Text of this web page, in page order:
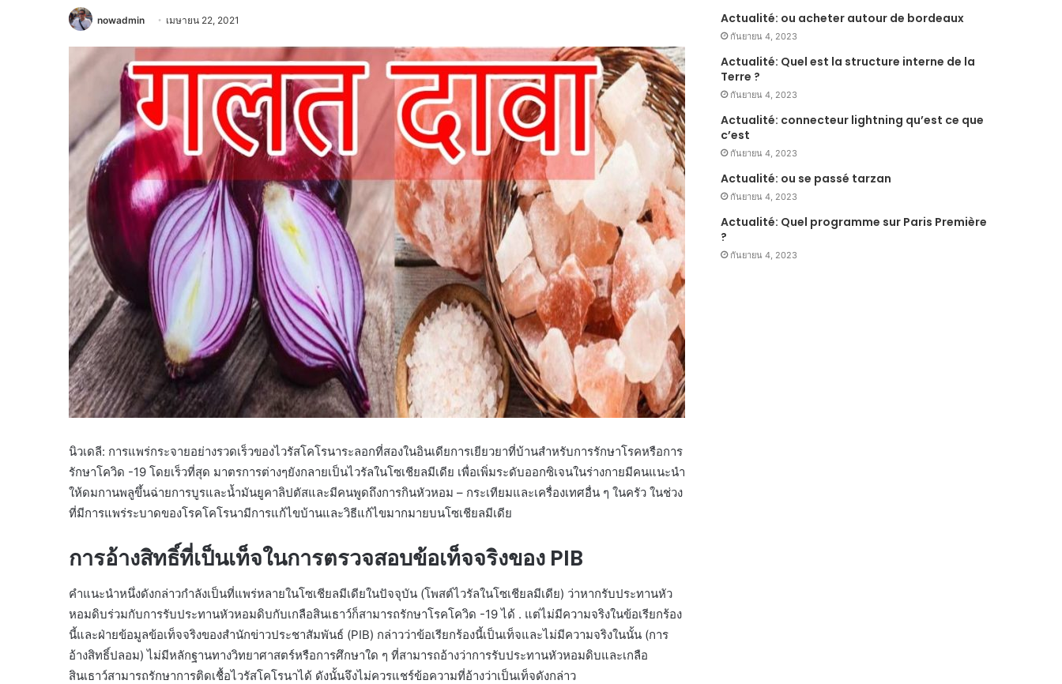
nowadmin เมษายน 22, 2021
นิวเดลี: การแพร่กระจายอย่างรวดเร็วของไวรัสโคโรนาระลอกที่สองในอินเดียการเยียวยาที่บ้านสำหรับการรักษาโรคหรือการ
รักษาโควิด -19 โดยเร็วที่สุด มาตรการต่างๆยังกลายเป็นไวรัลในโซเชียลมีเดีย เพื่อเพิ่มระดับออกซิเจนในร่างกายมีคนแนะนำ
ให้ดมกานพลูขึ้นฉ่ายการบูรและน้ำมันยูคาลิปตัสและมีคนพูดถึงการกินหัวหอม – กระเทียมและเครื่องเทศอื่น ๆ ในครัว ในช่วง
ที่มีการแพร่ระบาดของโรคโคโรนามีการแก้ไขบ้านและวิธีแก้ไขมากมายบนโซเชียลมีเดีย
การอ้างสิทธิ์ที่เป็นเท็จในการตรวจสอบข้อเท็จจริงของ PIB
คำแนะนำหนึ่งดังกล่าวกำลังเป็นที่แพร่หลายในโซเชียลมีเดียในปัจจุบัน (โพสต์ไวรัลในโซเชียลมีเดีย) ว่าหากรับประทานหัว
หอมดิบร่วมกับการรับประทานหัวหอมดิบกับเกลือสินเธาว์ก็สามารถรักษาโรคโควิด -19 ได้ . แต่ไม่มีความจริงในข้อเรียกร้อง
นี้และฝ่ายข้อมูลข้อเท็จจริงของสำนักข่าวประชาสัมพันธ์ (PIB) กล่าวว่าข้อเรียกร้องนี้เป็นเท็จและไม่มีความจริงในนั้น (การ
อ้างสิทธิ์ปลอม) ไม่มีหลักฐานทางวิทยาศาสตร์หรือการศึกษาใด ๆ ที่สามารถอ้างว่าการรับประทานหัวหอมดิบและเกลือ
สินเธาว์สามารถรักษาการติดเชื้อไวรัสโคโรนาได้ ดังนั้นจึงไม่ควรแชร์ข้อความที่อ้างว่าเป็นเท็จดังกล่าว
Actualité: ou acheter autour de bordeaux
กันยายน 4, 2023
Actualité: Quel est la structure interne de la
Terre ?
กันยายน 4, 2023
Actualité: connecteur lightning qu’est ce que
c’est
กันยายน 4, 2023
Actualité: ou se passé tarzan
กันยายน 4, 2023
Actualité: Quel programme sur Paris Première
?
กันยายน 4, 2023